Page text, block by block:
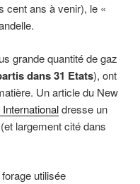
cent ans à venir), le «
grande quantité de gaz
dans 31 Etats), ont
Un article du New
dresse un
largement cité dans
utilisée